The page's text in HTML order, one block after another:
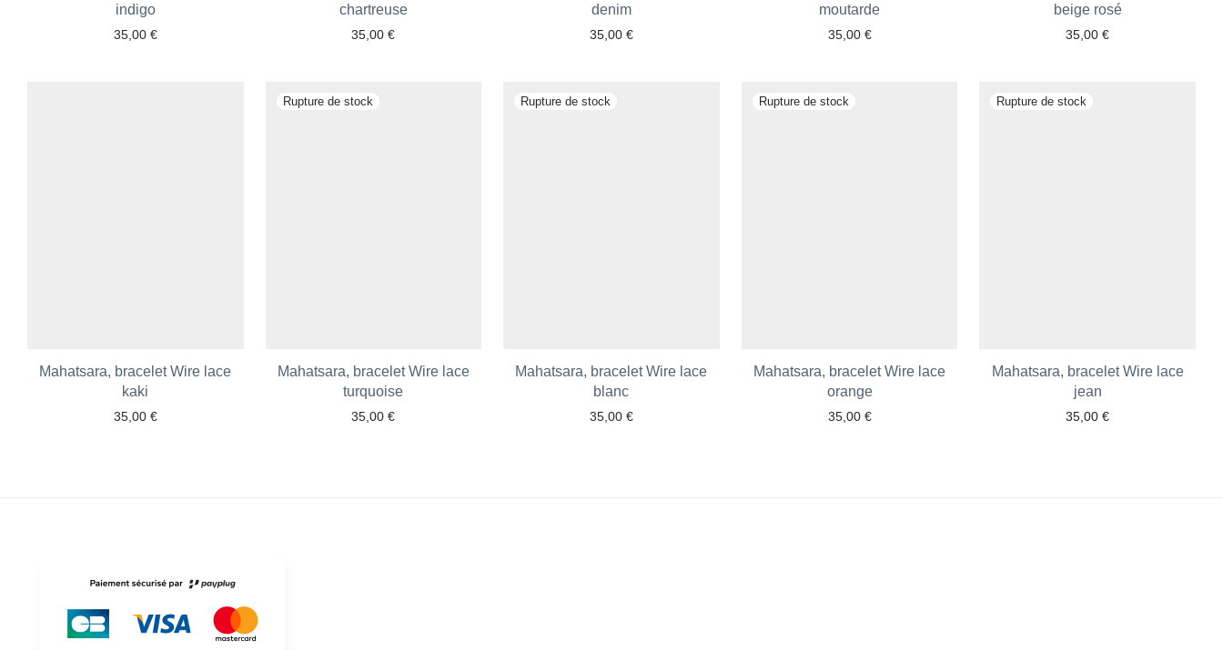
indigo
35,00 €
chartreuse
35,00€
denim
35,00 €
moutarde
35,00 €
beige rosé
35,00€
Mahatsara, bracelet Wire lace
kaki
35,00 €
Mahatsara, bracelet Wire lace
turquoise
35,00€
Mahatsara, bracelet Wire lace
blanc
35,00 €
Mahatsara, bracelet Wire lace
orange
35,00 €
Mahatsara, bracelet Wire lace
jean
35,00€